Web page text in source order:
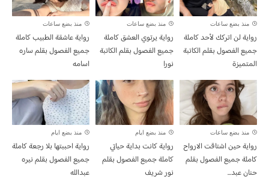
منذ بضع ساعات
رواية لن اتركك لأحد كاملة
جميع الفصول بقلم الكاتبة
المتميزة
منذ بضع ساعات
رواية يرتوي العشق كاملة
جميع الفصول بقلم الكاتبة
نورا
منذ بضع ساعات
رواية عاشقة الطبيب كاملة
جميع الفصول بقلم ساره
اسامه
منذ بضع ساعات
رواية حين اشتاقت الارواح
كاملة جميع الفصول بقلم
حنان عبد...
منذ بضع ايام
رواية كانت بداية حياتي
كاملة جميع الفصول بقلم
نور شريف
منذ بضع ايام
رواية احببتها بلا رجعة كاملة
جميع الفصول بقلم نيره
عبدالله